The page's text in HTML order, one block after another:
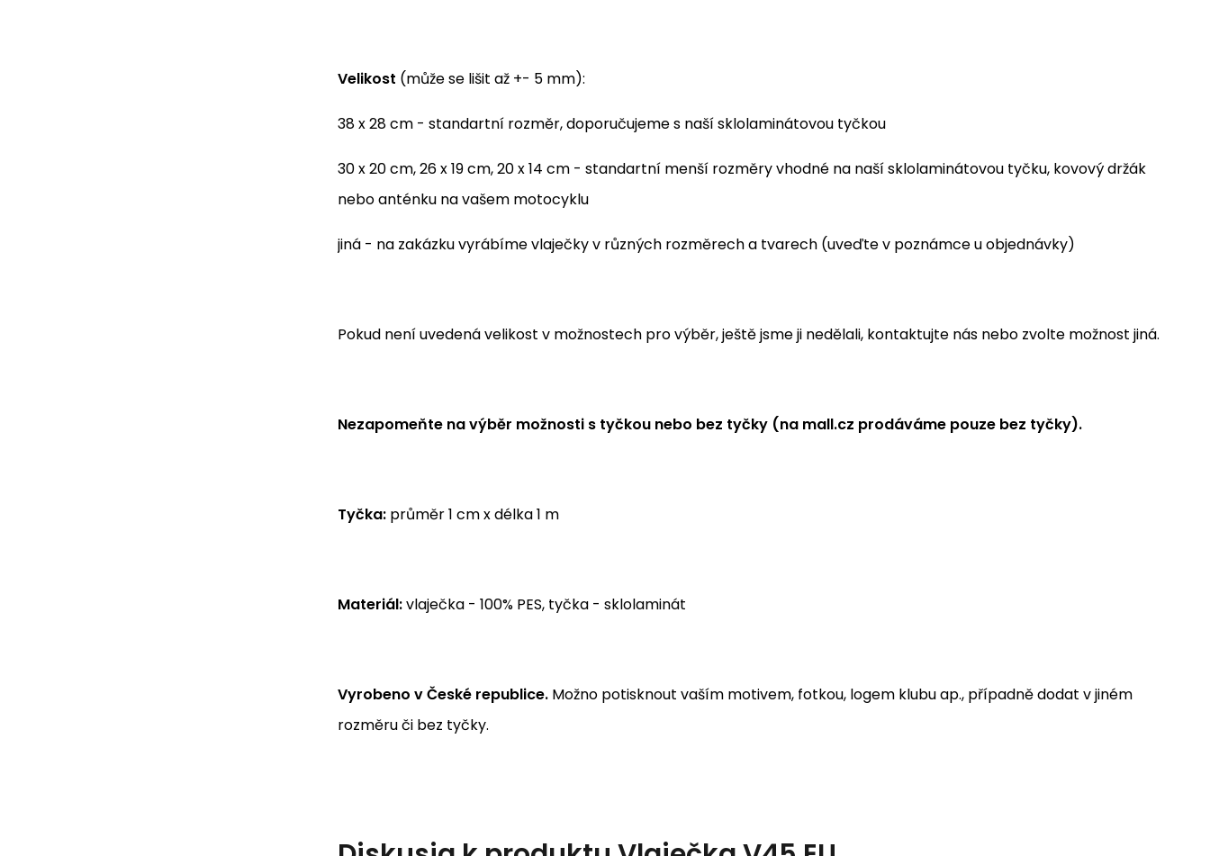
Velikost (může se lišit až +- 5 mm):
38 x 28 cm - standartní rozměr, doporučujeme s naší sklolaminátovou tyčkou
30 x 20 cm, 26 x 19 cm, 20 x 14 cm - standartní menší rozměry vhodné na naší sklolaminátovou tyčku, kovový držák
nebo anténku na vašem motocyklu
jiná - na zakázku vyrábíme vlaječky v různých rozměrech a tvarech (uveďte v poznámce u objednávky)
Pokud není uvedená velikost v možnostech pro výběr, ještě jsme ji nedělali, kontaktujte nás nebo zvolte možnost jiná.
Nezapomeňte na výběr možnosti s tyčkou nebo bez tyčky (na mall.cz prodáváme pouze bez tyčky).
Tyčka: průměr 1 cm x délka 1 m
Materiál:vlaječka - 100% PES, tyčka - sklolaminát
Vyrobeno v České republice. Možno potisknout vaším motivem, fotkou, logem klubu ap., případně dodat v jiném
rozměru či bez tyčky.